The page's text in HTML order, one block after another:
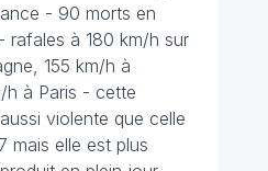
- 90 morts en
rafales à 180 km/h sur
155 km/h à
h à Paris - cette
violente que celle
mais elle est plus